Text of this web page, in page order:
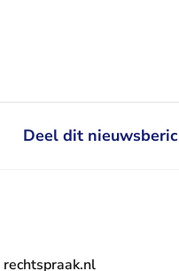
Deel dit
rechtspraak.nl